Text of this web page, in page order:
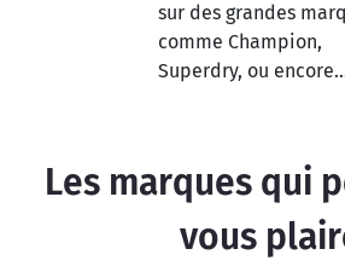
sur des grandes
comme Champion,
Superdry, ou
Les marques qui
vous